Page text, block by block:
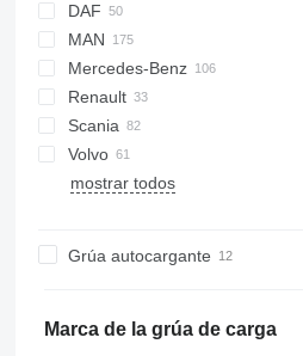
DAF
AS
CF
LF
XB
XD
DFL
S-series
Cargo
Auman
53
X series
Ranger
HMF
EX-series
L-series
W-series
Daily
EuroCargo
Eurotech
Stralis
Trakker
X-Way
4300
ELF
Forward
M-Series
NPR
NQR
N-Series
MAN
F8
LE
NL series
TGA
TGL
Mercedes-Benz
Actros
Antos
Arocs
Atego
Vario
Canter
Canter
Renault
C-series
D-series
Kerax
Scania
G-series
LB
371
19S
815
Phoenix
FM
Crafter
Volvo
FE
mostrar todos
Grúa autocargante
Marca de la grúa de carga